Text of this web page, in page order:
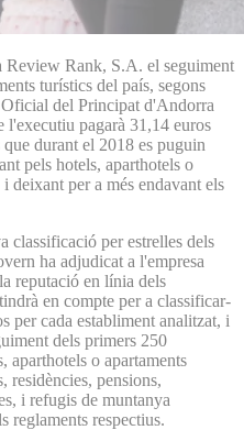
Review Rank, S.A. el seguiment
turístics del país, segons
del Principat d'Andorra
pagarà 31,14 euros
durant el 2018 es puguin
pels hotels, aparthotels o
deixant per a més endavant els
classificació per estrelles dels
ha adjudicat a l'empresa
reputació en línia dels
en compte per a classificar-
per cada establiment analitzat, i
dels primers 250
aparthotels o apartaments
residències, pensions,
i refugis de muntanya
reglaments respectius.